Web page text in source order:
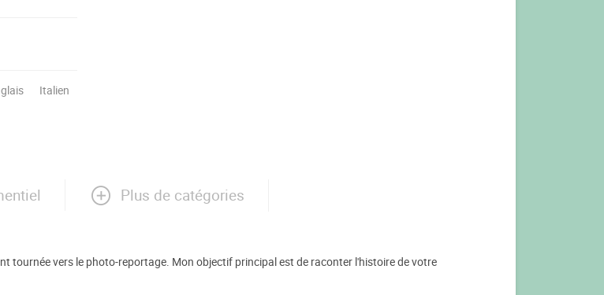
Italien
Plus de catégories
tournée vers le photo-reportage. Mon objectif principal est de raconter l'histoire de votre